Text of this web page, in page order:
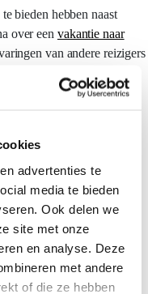
advertenties te
media te bieden
Ook delen we
site met onze
en analyse. Deze
met andere
of die ze hebben
bieden hebben naast
over een vakantie naar
van andere reizigers
Overweegt u naast
of Moorea, bekijk dan
vaak ook andere
lees daarom meer over
of een ander
bekijk dan
vergelijking. Twijfelt u
andere tropische